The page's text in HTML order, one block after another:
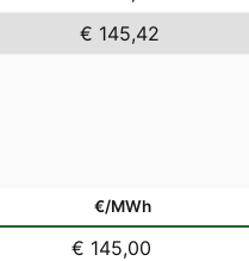
€ 145,42
€/MWh
€ 145,00